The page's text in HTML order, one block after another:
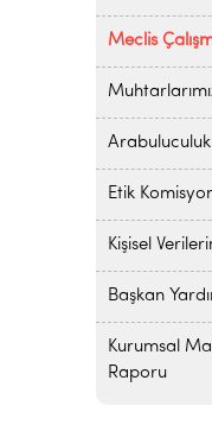
Meclis
Etik
Kişisel
Başkan
Kurumsal
Raporu